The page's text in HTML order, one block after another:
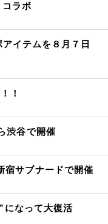
ラボ
イテムを８月７日
！
渋谷で開催
宿サブナードで開催
になって大復活